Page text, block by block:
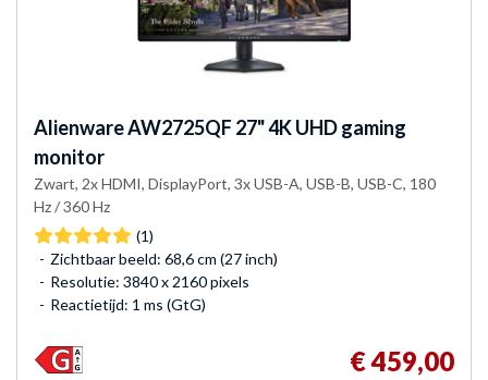
AlienwareAW2725QF 27" 4K UHD gaming
monitor
Zwart, 2x HDMI, DisplayPort, 3x USB-A, USB-B, USB-C, 180
Hz / 360 Hz
(1)
Zichtbaar beeld: 68,6 cm (27 inch)
Resolutie: 3840 x 2160 pixels
Reactietijd: 1 ms (GtG)
€ 459,00